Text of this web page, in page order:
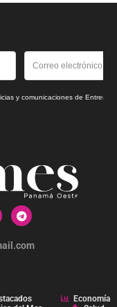
y comunicaciones de
Economía